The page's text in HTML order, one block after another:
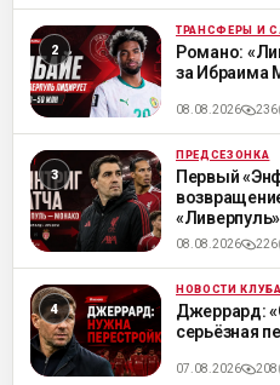
ML ТРАНСФЕРЫ И
Романо:
за Ибраима
08.08.2026 236
ML ПРЕДСЕЗОНКА
Первый
08.08.2026 226
ML НОВОСТИ КЛУБА
Джеррард:
серьёзная
07.08.2026 208